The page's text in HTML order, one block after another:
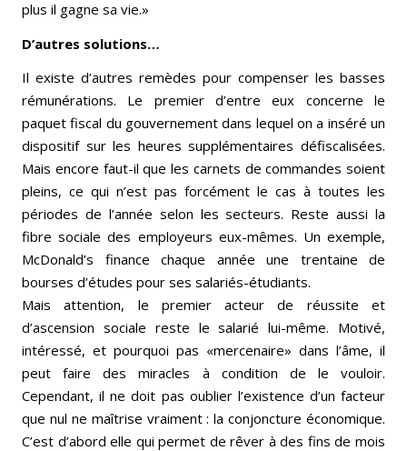
plus il gagne sa vie.»
D’autres solutions…
Il existe d’autres remèdes pour compenser les basses
rémunérations. Le premier d’entre eux concerne le
paquet fiscal du gouvernement dans lequel on a inséré un
dispositif sur les heures supplémentaires défiscalisées.
Mais encore faut-il que les carnets de commandes soient
pleins, ce qui n’est pas forcément le cas à toutes les
périodes de l’année selon les secteurs. Reste aussi la
fibre sociale des employeurs eux-mêmes. Un exemple,
McDonald’s finance chaque année une trentaine de
bourses d’études pour ses salariés-étudiants.
Mais attention, le premier acteur de réussite et
d’ascension sociale reste le salarié lui-même. Motivé,
intéressé, et pourquoi pas «mercenaire» dans l’âme, il
peut faire des miracles à condition de le vouloir.
Cependant, il ne doit pas oublier l’existence d’un facteur
que nul ne maîtrise vraiment : la conjoncture économique.
C’est d’abord elle qui permet de rêver à des fins de mois